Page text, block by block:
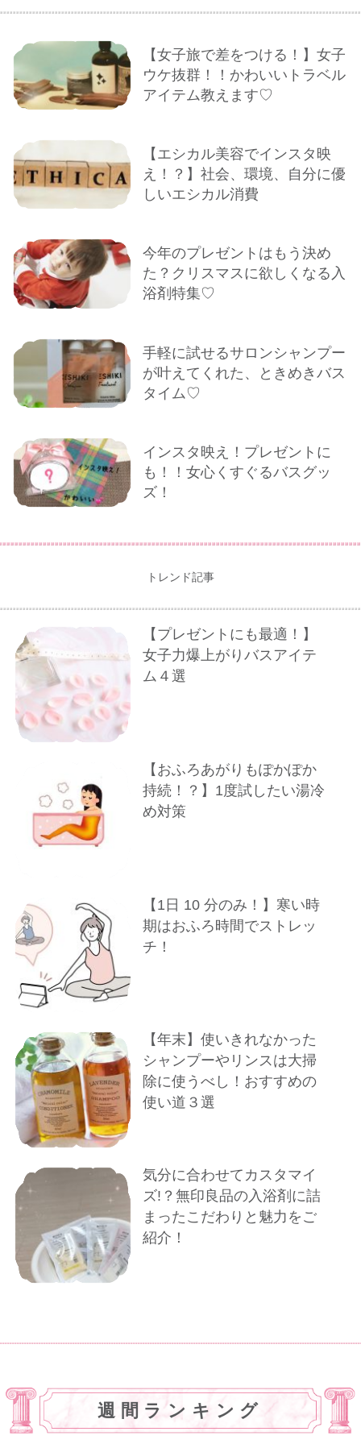
【女子旅で差をつける！】女子
ウケ抜群！！かわいいトラベル
アイテム教えます♡
【エシカル美容でインスタ映
え！？】社会、環境、自分に優
しいエシカル消費
今年のプレゼントはもう決め
た？クリスマスに欲しくなる入
浴剤特集♡
手軽に試せるサロンシャンプー
が叶えてくれた、ときめきバス
タイム♡
インスタ映え！プレゼントに
も！！女心くすぐるバスグッ
ズ！
トレンド記事
【プレゼントにも最適！】
女子力爆上がりバスアイテ
ム４選
【おふろあがりもぽかぽか
持続！？】1度試したい湯冷
め対策
【1⽇ 10 分のみ！】寒い時
期はおふろ時間でストレッ
チ！
【年末】使いきれなかった
シャンプーやリンスは大掃
除に使うべし！おすすめの
使い道３選
気分に合わせてカスタマイ
ズ!？無印良品の入浴剤に詰
まったこだわりと魅力をご
紹介！
週間ランキング